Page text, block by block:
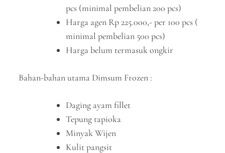
pcs (minimal pembelian 200 pcs)
Harga agen Rp 225.000,- per 100 pcs (
minimal pembelian 500 pcs)
Harga belum termasuk ongkir
Bahan-bahan utama Dimsum Frozen :
Daging ayam fillet
Tepung tapioka
Minyak Wijen
Kulit pangsit